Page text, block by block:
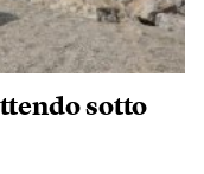
sotto